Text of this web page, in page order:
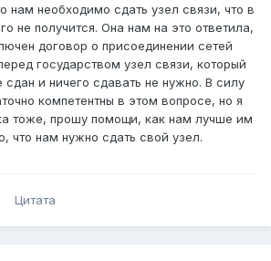
нам необходимо сдать узел связи, что в
не получится. Она нам на это ответила,
договор о присоединении сетей
государством узел связи, который
сдан и ничего сдавать не нужно. В силу
компетентны в этом вопросе, но я
тоже, прошу помощи, как нам лучше им
что нам нужно сдать свой узел.
Цитата